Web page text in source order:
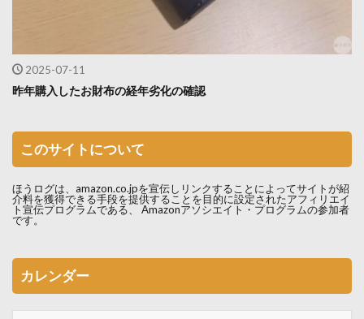
2025-07-11
昨年購入したお財布の経年劣化の確認
このサイトについて
ほうログは、amazon.co.jpを宣伝しリンクすることによってサイトが紹
介料を獲得できる手段を提供することを目的に設定されたアフィリエイ
ト宣伝プログラムである、 Amazonアソシエイト・プログラムの参加者
です。
カレンダー